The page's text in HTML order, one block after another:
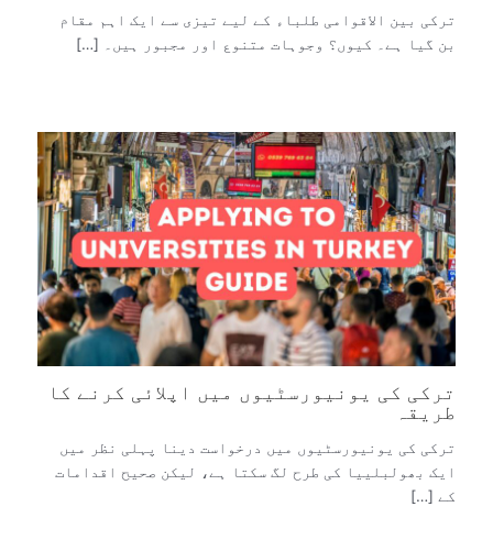
ترکی بین الاقوامی طلباء کے لیے تیزی سے ایک اہم مقام
بن گیا ہے۔ کیوں؟ وجوہات متنوع اور مجبور ہیں۔ […]
ترکی کی یونیورسٹیوں میں اپلائی کرنے کا
طریقہ
ترکی کی یونیورسٹیوں میں درخواست دینا پہلی نظر میں
ایک بھولبلییا کی طرح لگ سکتا ہے، لیکن صحیح اقدامات
کے […]